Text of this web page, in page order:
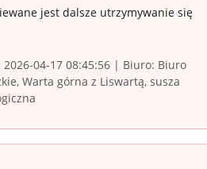
jest dalsze utrzymywanie się
04-17 08:45:56 | Biuro: Biuro
Warta górna z Liswartą, susza